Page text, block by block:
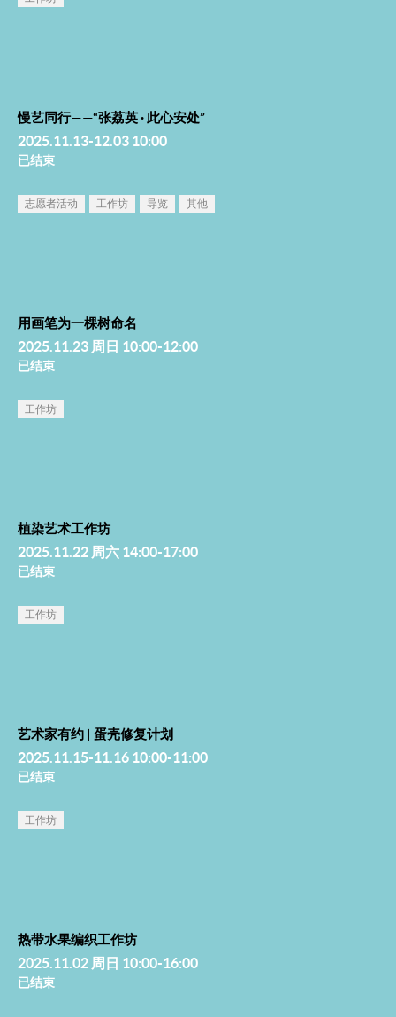
慢艺同行——“张荔英 · 此心安处”
2025.11.13-12.03 10:00
已结束
志愿者活动 工作坊 导览 其他
用画笔为一棵树命名
2025.11.23 周日 10:00-12:00
已结束
工作坊
植染艺术工作坊
2025.11.22 周六 14:00-17:00
已结束
工作坊
艺术家有约 | 蛋壳修复计划
2025.11.15-11.16 10:00-11:00
已结束
工作坊
热带水果编织工作坊
2025.11.02 周日 10:00-16:00
已结束